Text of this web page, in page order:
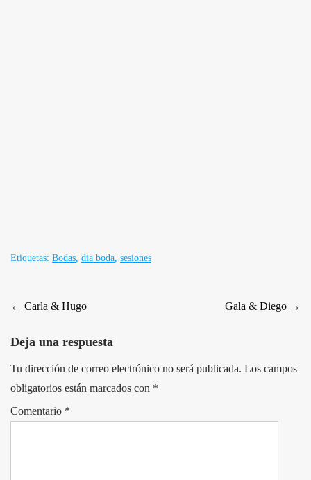
Etiquetas: Bodas, dia boda, sesiones
Post
navigation
← Carla & Hugo Gala & Diego →
Deja una respuesta
Tu dirección de correo electrónico no será publicada. Los campos
obligatorios están marcados con *
Comentario *